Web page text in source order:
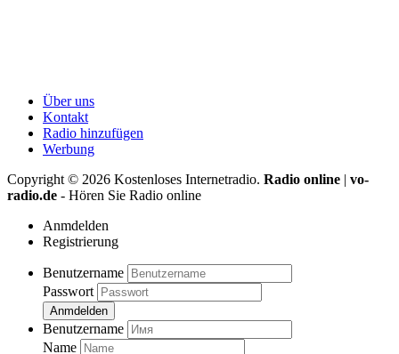
Über uns
Kontakt
Radio hinzufügen
Werbung
Copyright © 2026 Kostenloses Internetradio. Radio online | vo-
radio.de - Hören Sie Radio online
Anmdelden
Registrierung
Benutzername
Passwort
Anmdelden
Benutzername
Name